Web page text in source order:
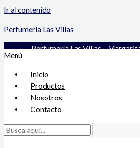
Ir al contenido
Perfumería Las Villas
Perfumería Las Villas –
Menú
Inicio
Productos
Nosotros
Contacto